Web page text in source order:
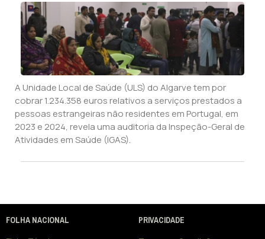
A Unidade Local de Saúde (ULS) do Algarve tem por
cobrar 1.234.358 euros relativos a serviços prestados a
pessoas estrangeiras não residentes em Portugal, em
2023 e 2024, revela uma auditoria da Inspeção-Geral de
Atividades em Saúde (IGAS).
FOLHA NACIONAL PRIVACIDADE